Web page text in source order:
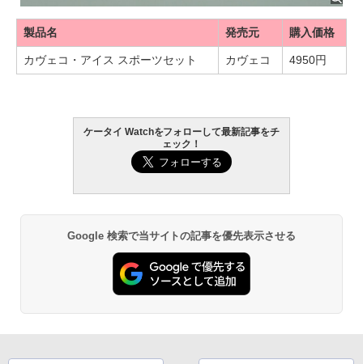
製品名 発売元 購入価格
カヴェコ・アイス スポーツセット カヴェコ 4950円
ケータイ Watchをフォローして最新記事をチ
ェック！
Google 検索で当サイトの記事を優先表示させる